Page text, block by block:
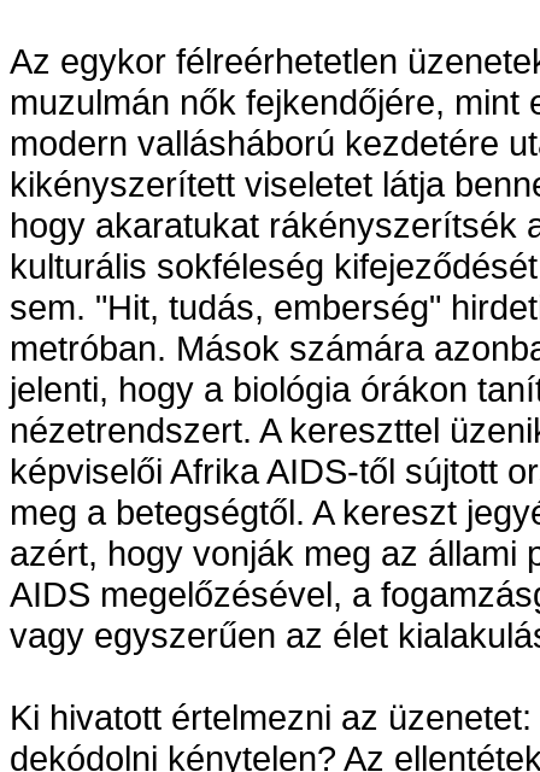
Az egykor félreérhetetlen
muzulmán nők fejkendőjére,
modern vallásháború kezdetére
kikényszerített viseletet látja
hogy akaratukat rákényszerítsék
kulturális sokféleség
sem. "Hit, tudás, emberség"
metróban. Mások számára
jelenti, hogy a biológia órákon
nézetrendszert. A kereszttel
képviselői Afrika AIDS-től sújtott
meg a betegségtől. A kereszt
azért, hogy vonják meg az állami
AIDS megelőzésével, a
vagy egyszerűen az élet
Ki hivatott értelmezni az
dekódolni kénytelen? Az